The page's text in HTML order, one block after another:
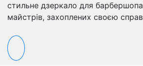
стильне дзеркало для
майстрів, захоплених своєю